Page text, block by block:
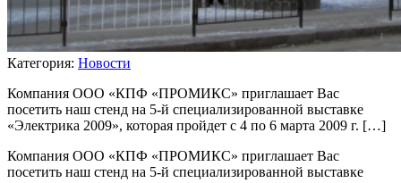
Категория: Новости
Компания ООО «КПФ «ПРОМИКС» приглашает Вас
посетить наш стенд на 5-й специализированной выставке
«Электрика 2009», которая пройдет с 4 по 6 марта 2009 г. […]
Компания ООО «КПФ «ПРОМИКС» приглашает Вас
посетить наш стенд на 5-й специализированной выставке